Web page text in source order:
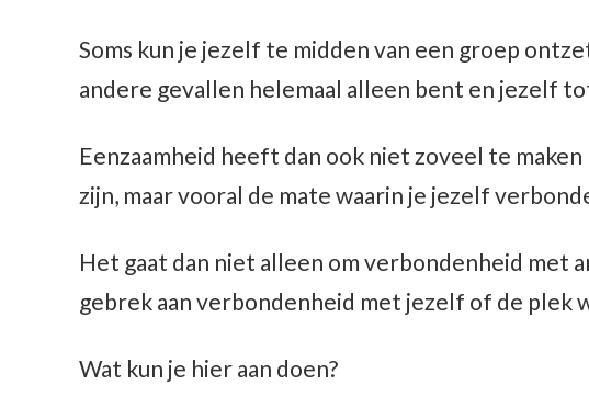
Soms kun je jezelf te midden van een groep
andere gevallen helemaal alleen bent en jezelf
Eenzaamheid heeft dan ook niet zoveel te
zijn, maar vooral de mate waarin je jezelf
Het gaat dan niet alleen om verbondenheid met
gebrek aan verbondenheid met jezelf of de plek
Wat kun je hier aan doen?